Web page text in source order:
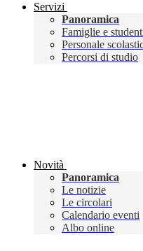
Servizi
Panoramica
Famiglie e
Personale
Percorsi di studio
Novità
Panoramica
Le notizie
Le circolari
Calendario eventi
Albo online